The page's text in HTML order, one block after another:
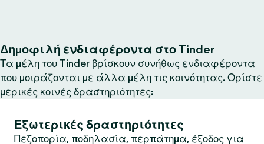
Δημοφιλή ενδιαφέροντα στο Tinder
Τα μέλη του Tinder βρίσκουν συνήθως ενδιαφέροντα
που μοιράζονται με άλλα μέλη τις κοινότητας. Ορίστε
μερικές κοινές δραστηριότητες:
Εξωτερικές δραστηριότητες
Πεζοπορία, ποδηλασία, περπάτημα, έξοδος για